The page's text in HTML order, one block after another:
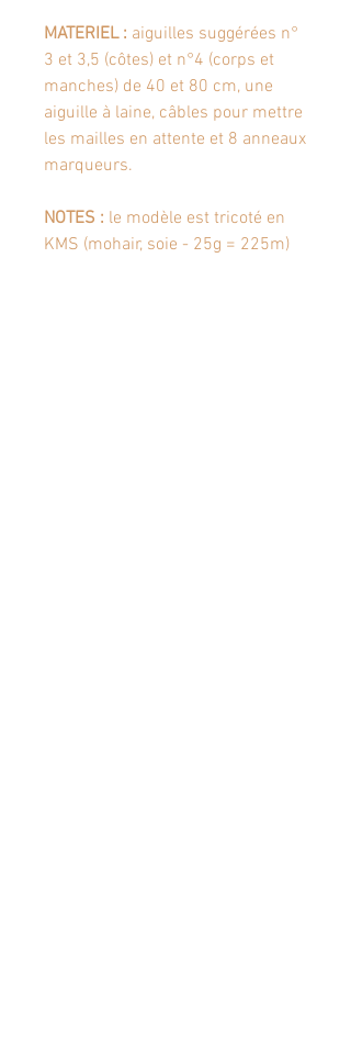
MATERIEL : aiguilles suggérées n°
3 et 3,5 (côtes) et n°4 (corps et
manches) de 40 et 80 cm, une
aiguille à laine, câbles pour mettre
les mailles en attente et 8 anneaux
marqueurs.
NOTES : le modèle est tricoté en
KMS (mohair, soie - 25g = 225m)